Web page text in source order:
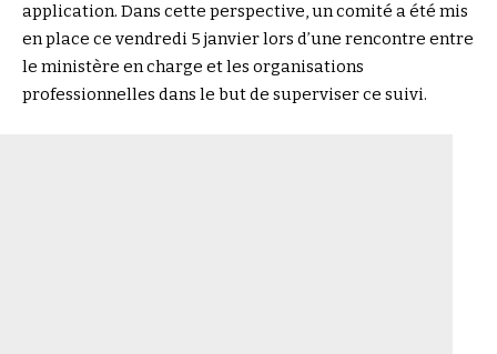
application. Dans cette perspective, un comité a été mis
en place ce vendredi 5 janvier lors d’une rencontre entre
le ministère en charge et les organisations
professionnelles dans le but de superviser ce suivi.